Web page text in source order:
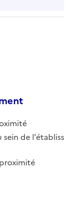
sein de l'établiss